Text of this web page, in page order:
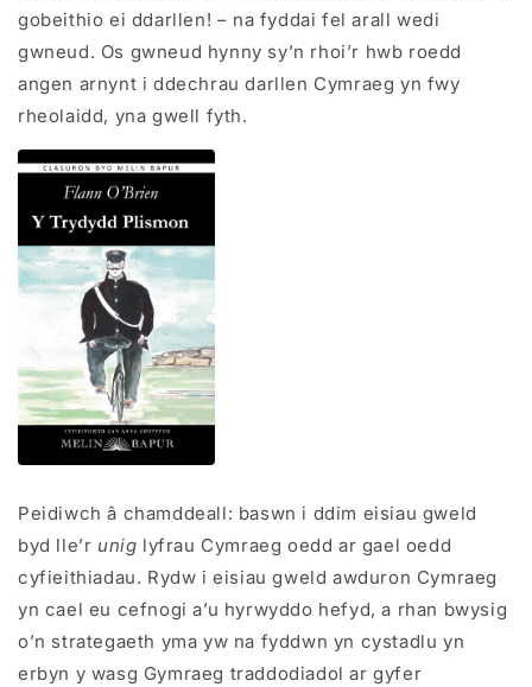
gobeithio ei ddarllen! – na fyddai fel arall wedi
gwneud. Os gwneud hynny sy’n rhoi’r hwb roedd
angen arnynt i ddechrau darllen Cymraeg yn fwy
rheolaidd, yna gwell fyth.
Peidiwch â chamddeall: baswn i ddim eisiau gweld
byd lle’r unig lyfrau Cymraeg oedd ar gael oedd
cyfieithiadau. Rydw i eisiau gweld awduron Cymraeg
yn cael eu cefnogi a’u hyrwyddo hefyd, a rhan bwysig
o’n strategaeth yma yw na fyddwn yn cystadlu yn
erbyn y wasg Gymraeg traddodiadol ar gyfer